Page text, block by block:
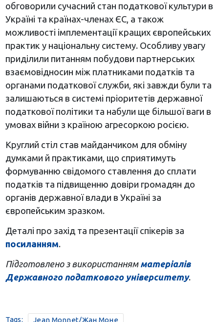
обговорили сучасний стан податкової культури в
Україні та країнах-членах ЄС, а також
можливості імплементації кращих європейських
практик у національну систему. Особливу увагу
приділили питанням побудови партнерських
взаємовідносин між платниками податків та
органами податкової служби, які завжди були та
залишаються в системі пріоритетів державної
податкової політики та набули ще більшої ваги в
умовах війни з країною агресоркою росією.
Круглий стіл став майданчиком для обміну
думками й практиками, що сприятимуть
формуванню свідомого ставлення до сплати
податків та підвищенню довіри громадян до
органів державної влади в Україні за
європейським зразком.
Деталі про захід та презентації спікерів за
посиланням.
Підготовлено з використанням матеріалів
Державного податкового університету.
Tags: Jean Monnet/Жан Моне